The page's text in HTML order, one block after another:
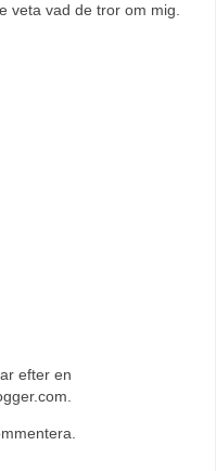
veta vad de tror om mig.
efter en